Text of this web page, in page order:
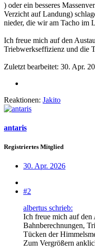
) oder ein besseres
Verzicht auf Landung)
nieder, die wir am Tacho im
Ich freue mich auf den
Triebwerkseffizienz und die
Zuletzt bearbeitet: 30. Apr.
Reaktionen: Jakito
antaris
Registriertes Mitglied
30. Apr. 2026
#2
albertus schrieb:
Ich freue mich auf den
Bahnberechnungen,
Tücken der
Zum Vergrößern